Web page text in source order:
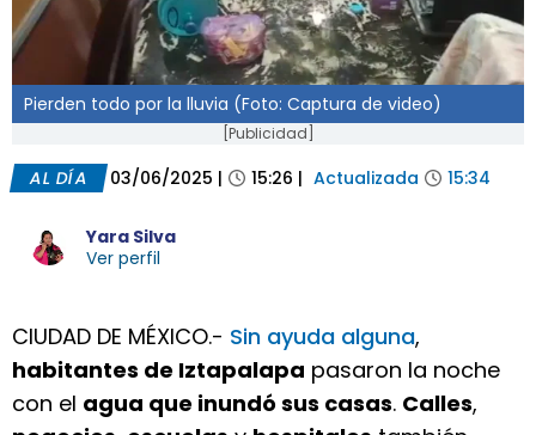
Pierden todo por la lluvia (Foto: Captura de video)
[Publicidad]
AL DÍA 03/06/2025 | 15:26 | Actualizada 15:34
Yara Silva
Ver perfil
CIUDAD DE MÉXICO.- Sin ayuda alguna,
habitantes de Iztapalapa pasaron la noche
con el agua que inundó sus casas. Calles,